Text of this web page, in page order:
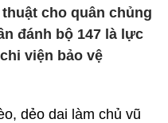
cho quân chủng
đánh bộ 147 là lực
viện bảo vệ
dẻo dai làm chủ vũ